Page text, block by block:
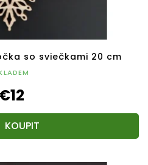
so sviečkami 20 cm
€12